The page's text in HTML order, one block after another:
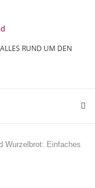
RUND UM DEN
Wurzelbrot: Einfaches